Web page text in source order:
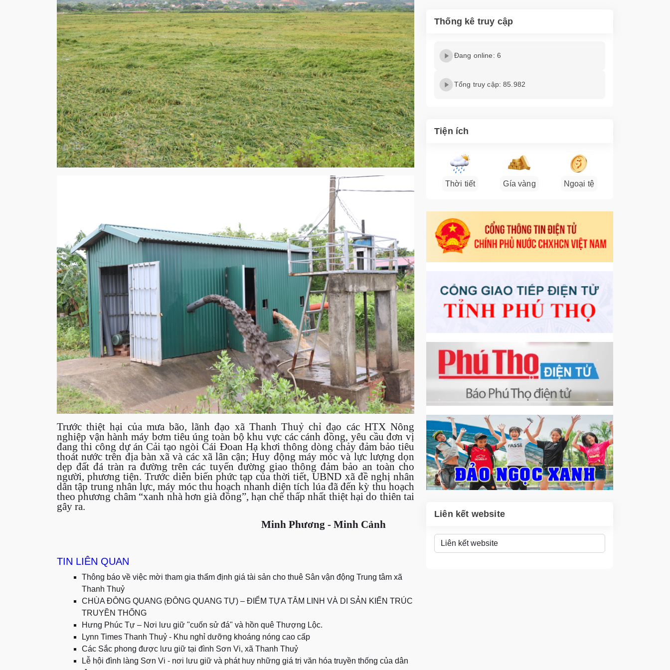
Trước thiệt hại của mưa bão, lãnh đạo xã Thanh Thuỷ chỉ đạo các HTX Nông
nghiệp vận hành máy bơm tiêu úng toàn bộ khu vực các cánh đồng, yêu cầu đơn vị
đang thi công dự án Cải tạo ngòi Cái Đoan Hạ khơi thông dòng chảy đảm bảo tiêu
thoát nước trên địa bàn xã và các xã lân cận; Huy động máy móc và lực lượng dọn
dẹp đất đá tràn ra đường trên các tuyến đường giao thông đảm bảo an toàn cho
người, phương tiện. Trước diễn biến phức tạp của thời tiết, UBND xã đề nghị nhân
dân tập trung nhân lực, máy móc thu hoạch nhanh diện tích lúa đã đến kỳ thu hoạch
theo phương châm “xanh nhà hơn già đồng”, hạn chế thấp nhất thiệt hại do thiên tai
gây ra.
Minh Phương - Minh Cảnh
TIN LIÊN QUAN
Thông báo về việc mời tham gia thẩm định giá tài sản cho thuê Sân vận động Trung tâm xã
Thanh Thuỷ
CHÙA ĐÔNG QUANG (ĐÔNG QUANG TỰ) – ĐIỂM TỰA TÂM LINH VÀ DI SẢN KIẾN TRÚC
TRUYỀN THỐNG
Hưng Phúc Tự – Nơi lưu giữ "cuốn sử đá" và hồn quê Thượng Lộc.
Lynn Times Thanh Thuỷ - Khu nghỉ dưỡng khoáng nóng cao cấp
Các Sắc phong được lưu giữ tại đình Sơn Vi, xã Thanh Thuỷ
Lễ hội đình làng Sơn Vi - nơi lưu giữ và phát huy những giá trị văn hóa truyền thống của dân
Thống kê truy cập
Đang online: 6
Tổng truy cập: 85.982
Tiện ích
Thời tiết Gía vàng Ngoại tệ
Liên kết website